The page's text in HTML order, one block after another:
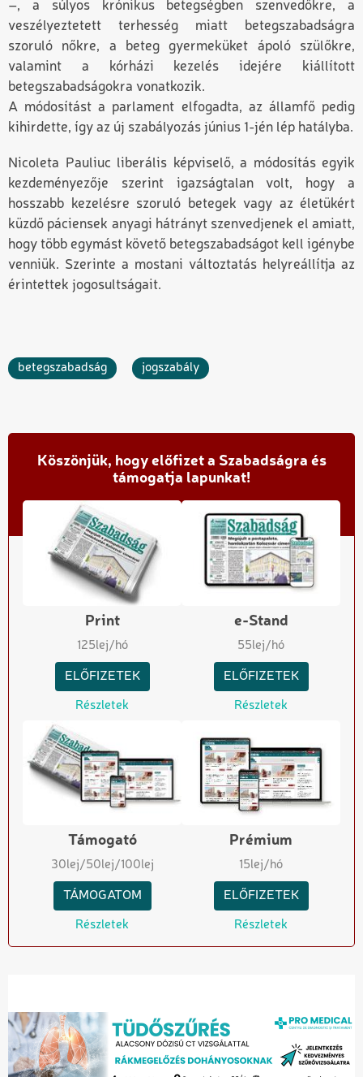
–, a súlyos krónikus betegségben szenvedőkre, a
veszélyeztetett terhesség miatt betegszabadságra
szoruló nőkre, a beteg gyermeküket ápoló szülőkre,
valamint a kórházi kezelés idejére kiállított
betegszabadságokra vonatkozik.
A módosítást a parlament elfogadta, az államfő pedig
kihirdette, így az új szabályozás június 1-jén lép hatályba.
Nicoleta Pauliuc liberális képviselő, a módosítás egyik
kezdeményezője szerint igazságtalan volt, hogy a
hosszabb kezelésre szoruló betegek vagy az életükért
küzdő páciensek anyagi hátrányt szenvedjenek el amiatt,
hogy több egymást követő betegszabadságot kell igénybe
venniük. Szerinte a mostani változtatás helyreállítja az
érintettek jogosultságait.
betegszabadság jogszabály
Köszönjük, hogy előfizet a Szabadságra és
támogatja lapunkat!
Print
125lej/hó
ELŐFIZETEK
Részletek
e-Stand
55lej/hó
ELŐFIZETEK
Részletek
Támogató
30lej/50lej/100lej
TÁMOGATOM
Részletek
Prémium
15lej/hó
ELŐFIZETEK
Részletek